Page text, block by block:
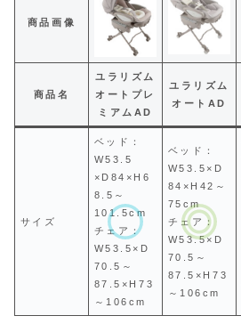
商品画像
商品名
ユラリズム
オートプレ
ミアムAD
ユラリズム
オートAD
サイズ
ベッド：
W53.5
×D84×H6
8.5～
101.5cm
チェア：
W53.5×D
70.5～
87.5×H73
～106cm
ベッド：
W53.5×D
84×H42～
75cm
チェア：
W53.5×D
70.5～
87.5×H73
～106cm